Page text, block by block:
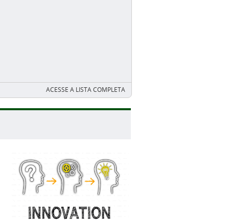
ACESSE A LISTA COMPLETA